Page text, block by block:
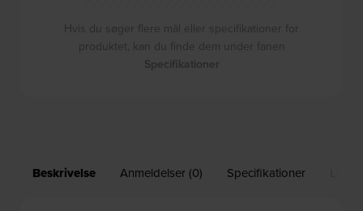
Beskrivelse Anmeldelser (0) Specifikationer
Hvis du søger flere mål eller specifikationer for
produktet, kan du finde dem under fanen
Specifikationer